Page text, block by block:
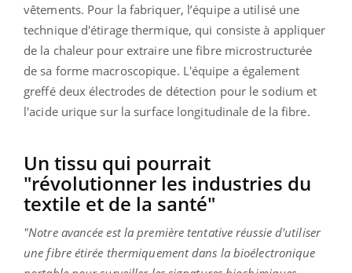
vêtements. Pour la fabriquer, l’équipe a utilisé une
technique d'étirage thermique, qui consiste à appliquer
de la chaleur pour extraire une fibre microstructurée
de sa forme macroscopique. L'équipe a également
greffé deux électrodes de détection pour le sodium et
l'acide urique sur la surface longitudinale de la fibre.
Un tissu qui pourrait
"révolutionner les industries du
textile et de la santé"
"Notre avancée est la première tentative réussie d'utiliser
une fibre étirée thermiquement dans la bioélectronique